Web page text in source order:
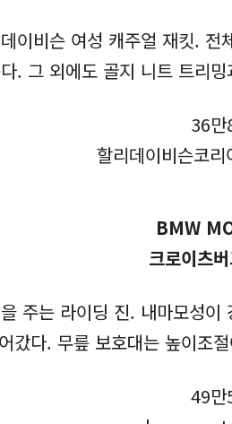
이비슨 여성 캐주얼 재킷.
. 그 외에도 골지 니트 트리
36만
할리데이비슨코
BMW
크로이츠
주는 라이딩 진. 내마모성
갔다. 무릎 보호대는 높이조
49만